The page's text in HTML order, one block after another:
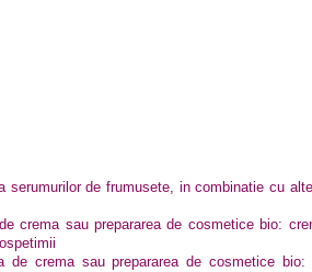
serumurilor de frumusete, in combinatie cu
crema sau prepararea de cosmetice bio:
de crema sau prepararea de cosmetice